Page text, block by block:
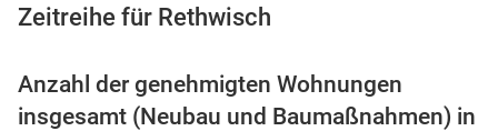
Zeitreihe für Rethwisch
Anzahl der genehmigten Wohnungen
insgesamt (Neubau und Baumaßnahmen) in